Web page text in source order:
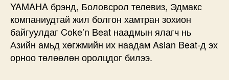
YAMAHA брэнд, Боловсрол телевиз, Эдмакс
компаниудтай жил болгон хамтран зохион
байгуулдаг Coke’n Beat наадмын ялагч нь
Азийн амьд хөгжмийн их наадам Asian Beat-д эх
орноо төлөөлөн оролцдог билээ.